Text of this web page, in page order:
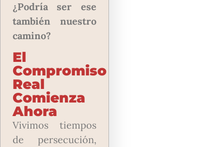
¿Podría ser ese
también nuestro
camino?
El
Compromiso
Real
Comienza
Ahora
Vivimos tiempos
de persecución,